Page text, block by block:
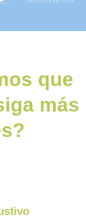
que
más